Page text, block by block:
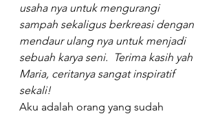
usaha nya untuk mengurangi
sampah sekaligus berkreasi dengan
mendaur ulang nya untuk menjadi
sebuah karya seni.  Terima kasih yah
Maria, ceritanya sangat inspiratif
sekali!
Aku adalah orang yang sudah